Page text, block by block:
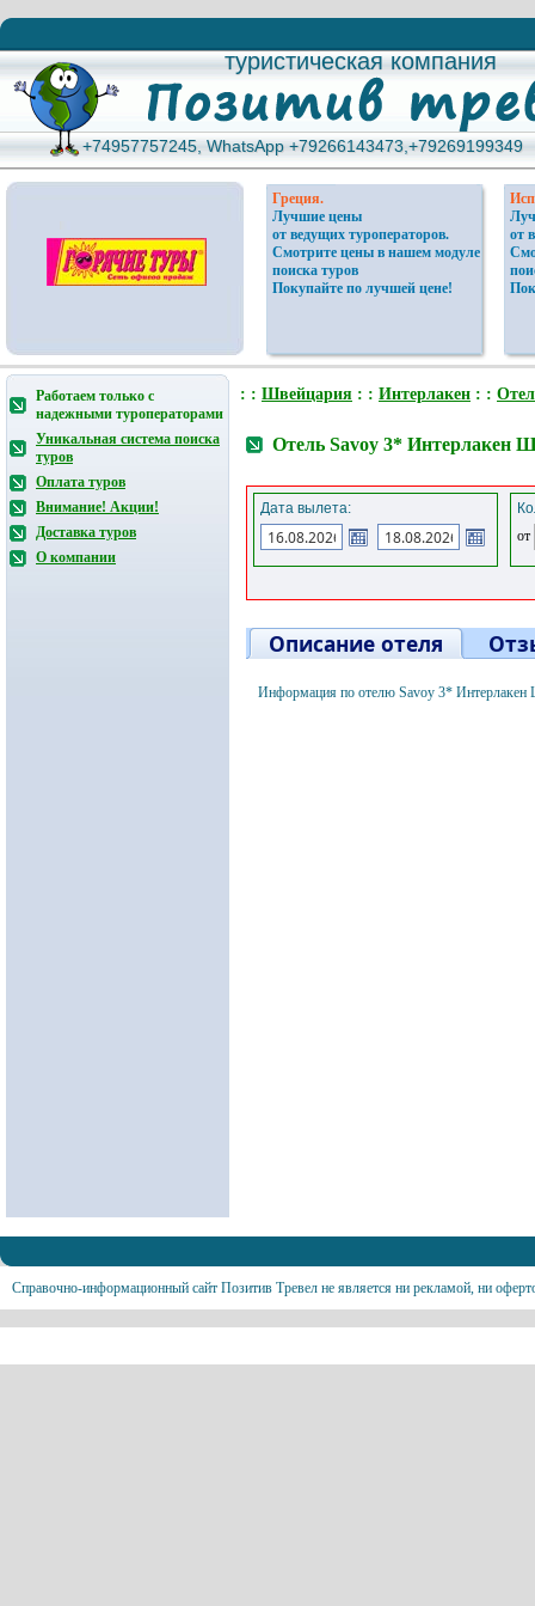
туристическая компания
туристическая компания
+74957757245, WhatsApp +79266143473,+79269199349
+74957757245, WhatsApp +79266143473,+79269199349
Греция.
Лучшие цены
от ведущих туроператоров.
Смотрите цены в нашем модуле
поиска туров
Покупайте по лучшей цене!
от
Работаем только с
надежными туроператорами
Уникальная система поиска
туров
Оплата туров
Внимание! Акции!
Доставка туров
О компании
: : Швейцария : : Интерлакен : :
Отель Savoy 3* Интерлакен
Дата вылета:
от
Описание отеля
Информация по отелю Savoy 3* Интерлакен
Справочно-информационный сайт Позитив Тревел не является ни рекламой, ни